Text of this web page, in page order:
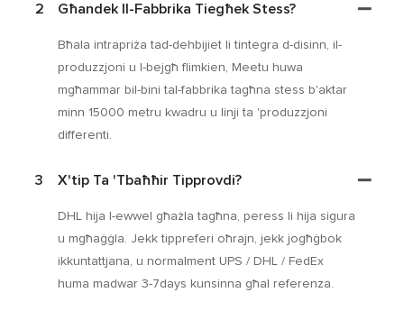
2 Għandek Il-Fabbrika Tiegħek Stess?
Bħala intrapriża tad-dehbijiet li tintegra d-disinn, il-
produzzjoni u l-bejgħ flimkien, Meetu huwa
mgħammar bil-bini tal-fabbrika tagħna stess b'aktar
minn 15000 metru kwadru u linji ta 'produzzjoni
differenti.
3 X'tip Ta 'tbaħħir Tipprovdi?
DHL hija l-ewwel għażla tagħna, peress li hija sigura
u mgħaġġla. Jekk tippreferi oħrajn, jekk jogħġbok
ikkuntattjana, u normalment UPS / DHL / FedEx
huma madwar 3-7days kunsinna għal referenza.